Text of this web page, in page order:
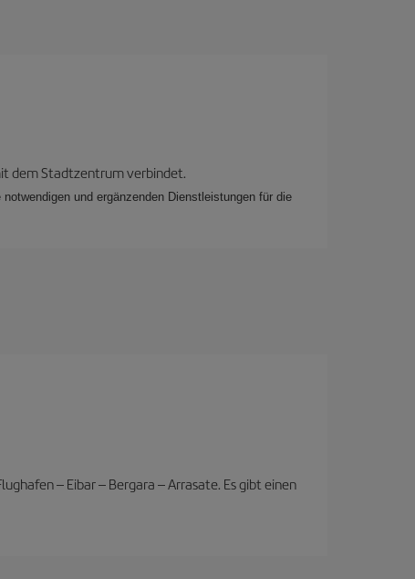
dem Stadtzentrum verbindet.
und ergänzenden Dienstleistungen für die
– Eibar – Bergara – Arrasate. Es gibt einen